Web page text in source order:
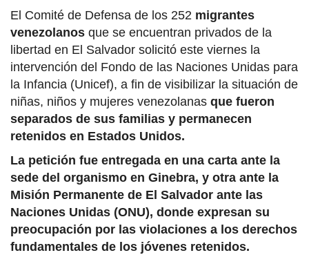
El Comité de Defensa de los 252 migrantes
venezolanos que se encuentran privados de la
libertad en El Salvador solicitó este viernes la
intervención del Fondo de las Naciones Unidas para
la Infancia (Unicef), a fin de visibilizar la situación de
niñas, niños y mujeres venezolanas que fueron
separados de sus familias y permanecen
retenidos en Estados Unidos.
La petición fue entregada en una carta ante la
sede del organismo en Ginebra, y otra ante la
Misión Permanente de El Salvador ante las
Naciones Unidas (ONU), donde expresan su
preocupación por las violaciones a los derechos
fundamentales de los jóvenes retenidos.